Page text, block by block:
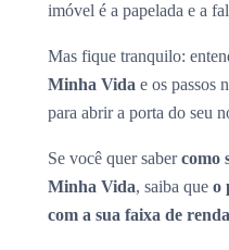
imóvel é a papelada e a
Mas fique tranquilo:
Minha Vida e os passos
para abrir a porta do seu
Se você quer sabercomo
Minha Vida, saiba que o
com a sua faixa de